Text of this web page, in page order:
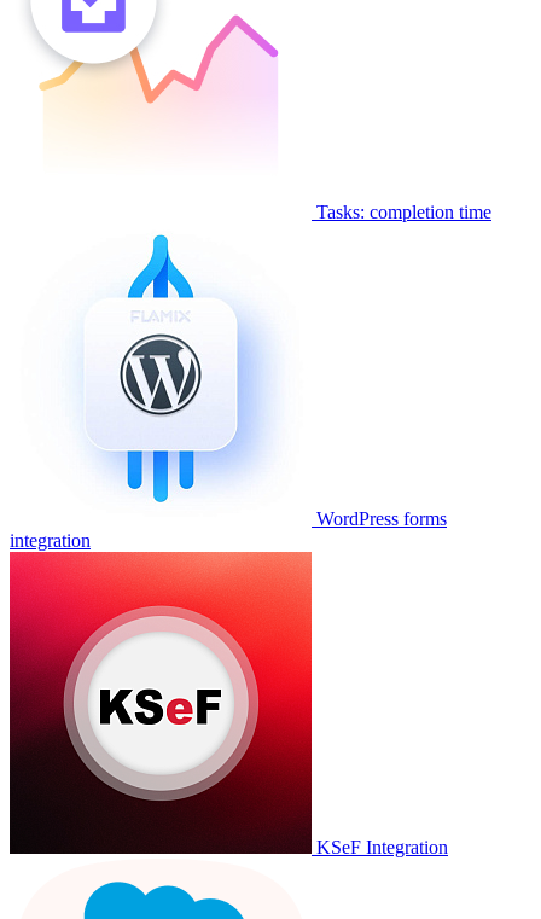
Tasks: completion time
WordPress forms
integration
KSeF Integration